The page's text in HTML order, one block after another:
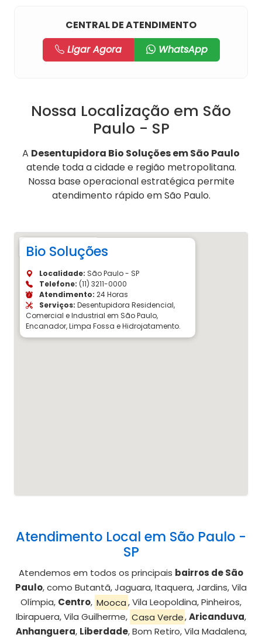
CENTRAL DE ATENDIMENTO
Ligar Agora
WhatsApp
Nossa Localização em São
Paulo - SP
A Desentupidora Bio Soluções em São Paulo
atende toda a cidade e região metropolitana.
Nossa base operacional estratégica permite
atendimento rápido em São Paulo.
Bio Soluções
Localidade: São Paulo - SP
Telefone: (11) 3211-0000
Atendimento: 24 Horas
Serviços: Desentupidora Residencial,
Comercial e Industrial em São Paulo,
Encanador, Limpa Fossa e Hidrojatamento.
Atendimento Local em São Paulo -
SP
Atendemos em todos os principais bairros de São
Paulo, como Butantã, Jaguara, Itaquera, Jardins, Vila
Olímpia, Centro, Mooca, Vila Leopoldina, Pinheiros,
Ibirapuera, Vila Guilherme, Casa Verde,Aricanduva,
Anhanguera, Liberdade, Bom Retiro, Vila Madalena,